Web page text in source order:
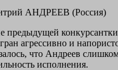
АНДРЕЕВ (Россия)
предыдущей конкурсантки
агрессивно и
что Андреев
исполнения.